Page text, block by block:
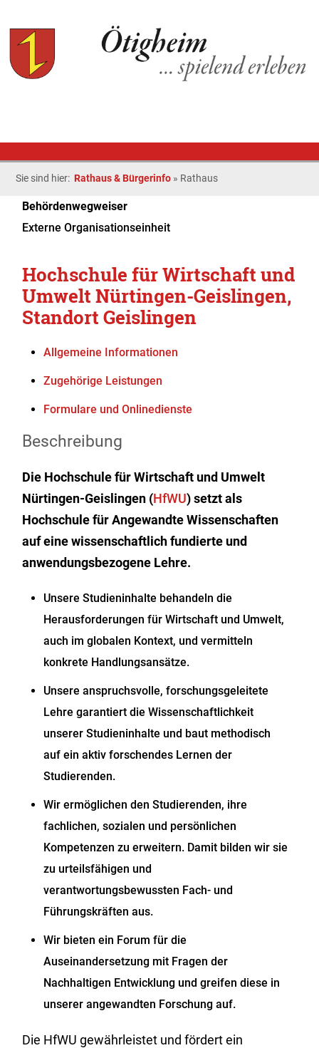
Sie sind hier: Rathaus & Bürgerinfo » Rathaus
Behördenwegweiser
Externe Organisationseinheit
Hochschule für Wirtschaft und
Umwelt Nürtingen-Geislingen,
Standort Geislingen
Allgemeine Informationen
Zugehörige Leistungen
Formulare und Onlinedienste
Beschreibung
Die Hochschule für Wirtschaft und Umwelt
Nürtingen-Geislingen (HfWU)setzt als
Hochschule für Angewandte Wissenschaften
auf eine wissenschaftlich fundierte und
anwendungsbezogene Lehre.
Unsere Studieninhalte behandeln die
Herausforderungen für Wirtschaft und Umwelt,
auch im globalen Kontext, und vermitteln
konkrete Handlungsansätze.
Unsere anspruchsvolle, forschungsgeleitete
Lehre garantiert die Wissenschaftlichkeit
unserer Studieninhalte und baut methodisch
auf ein aktiv forschendes Lernen der
Studierenden.
Wir ermöglichen den Studierenden, ihre
fachlichen, sozialen und persönlichen
Kompetenzen zu erweitern. Damit bilden wir sie
zu urteilsfähigen und
verantwortungsbewussten Fach- und
Führungskräften aus.
Wir bieten ein Forum für die
Auseinandersetzung mit Fragen der
Nachhaltigen Entwicklung und greifen diese in
unserer angewandten Forschung auf.
Die HfWU gewährleistet und fördert ein